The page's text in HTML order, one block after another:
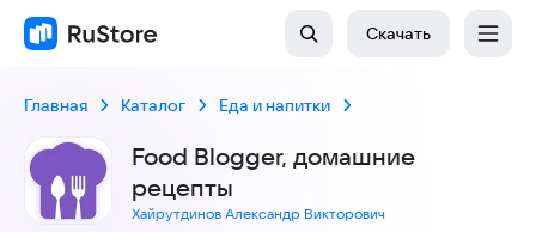
Скачать
Главная Каталог Еда и напитки
Food Blogger, домашние
рецепты
Хайрутдинов Александр Викторович